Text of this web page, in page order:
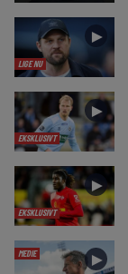
LIGE NU
►
EKSKLUSIVT
►
EKSKLUSIVT
►
MEDIE ►